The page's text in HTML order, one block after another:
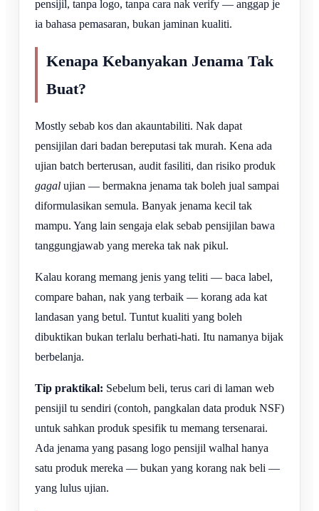
pensijil, tanpa logo, tanpa cara nak verify — anggap je
ia bahasa pemasaran, bukan jaminan kualiti.
Kenapa Kebanyakan Jenama Tak
Buat?
Mostly sebab kos dan akauntabiliti. Nak dapat
pensijilan dari badan bereputasi tak murah. Kena ada
ujian batch berterusan, audit fasiliti, dan risiko produk
gagal ujian — bermakna jenama tak boleh jual sampai
diformulasikan semula. Banyak jenama kecil tak
mampu. Yang lain sengaja elak sebab pensijilan bawa
tanggungjawab yang mereka tak nak pikul.
Kalau korang memang jenis yang teliti — baca label,
compare bahan, nak yang terbaik — korang ada kat
landasan yang betul. Tuntut kualiti yang boleh
dibuktikan bukan terlalu berhati-hati. Itu namanya bijak
berbelanja.
Tip praktikal: Sebelum beli, terus cari di laman web
pensijil tu sendiri (contoh, pangkalan data produk NSF)
untuk sahkan produk spesifik tu memang tersenarai.
Ada jenama yang pasang logo pensijil walhal hanya
satu produk mereka — bukan yang korang nak beli —
yang lulus ujian.